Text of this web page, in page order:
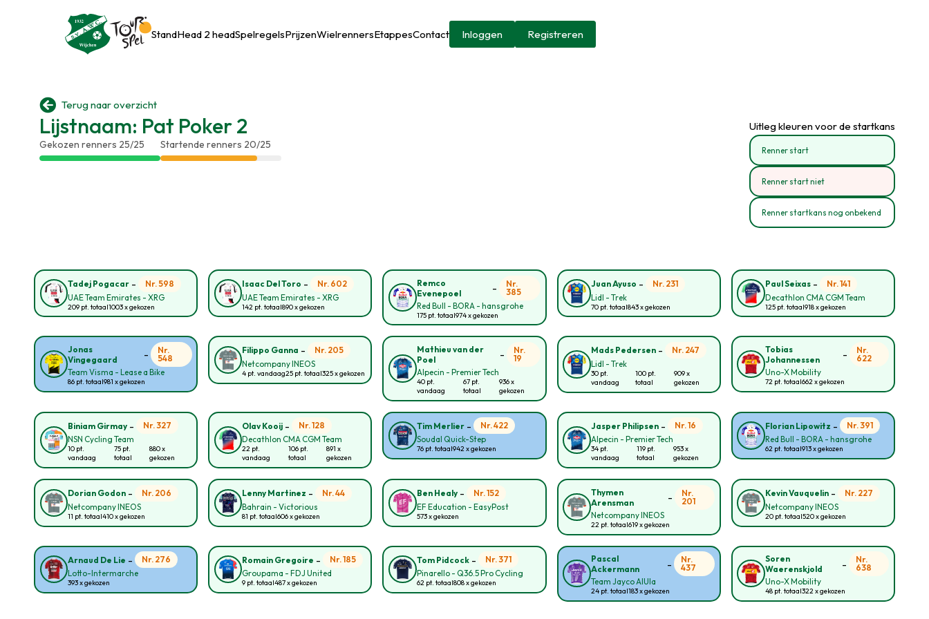
StandHead 2 headSpelregelsPrijzenWielrennersEtappesContact Inloggen Registreren
 Terug naar overzicht
Lijstnaam: Pat Poker 2
Gekozen renners 25/25 Startende renners 20/25
Uitleg kleuren voor de startkans
Renner start
Renner start niet
Renner startkans nog onbekend
Tadej Pogacar -
Nr. 598
UAE Team Emirates - XRG
209 pt. totaal1003 x gekozen
Isaac Del Toro -
Nr. 602
UAE Team Emirates - XRG
142 pt. totaal890 x gekozen
Remco
Evenepoel
-
Nr.
385
Red Bull - BORA - hansgrohe
175 pt. totaal974 x gekozen
Juan Ayuso -
Nr. 231
Lidl - Trek
70 pt. totaal843 x gekozen
Paul Seixas-
Nr. 141
Decathlon CMA CGM Team
125 pt. totaal918 x gekozen
Jonas
Vingegaard
-
Nr.
548
Team Visma - Lease a Bike
86 pt. totaal981 x gekozen
Filippo Ganna -
Nr. 205
Netcompany INEOS
4 pt. vandaag25 pt. totaal325 x gekozen
Mathieu van der
Poel
-
Nr.
19
Alpecin - Premier Tech
40 pt.
vandaag
67 pt.
totaal
936 x
gekozen
Mads Pedersen-
Nr. 247
Lidl - Trek
30 pt.
vandaag
100 pt.
totaal
909 x
gekozen
Tobias
Johannessen
-
Nr.
622
Uno-X Mobility
72 pt. totaal662 x gekozen
Biniam Girmay -
Nr. 327
NSN Cycling Team
10 pt.
vandaag
75 pt.
totaal
880 x
gekozen
Olav Kooij -
Nr. 128
Decathlon CMA CGM Team
22 pt.
vandaag
106 pt.
totaal
891 x
gekozen
Tim Merlier-
Nr. 422
Soudal Quick-Step
76 pt. totaal942 x gekozen
Jasper Philipsen-
Nr. 16
Alpecin - Premier Tech
34 pt.
vandaag
119 pt.
totaal
953 x
gekozen
Florian Lipowitz -
Nr. 391
Red Bull - BORA - hansgrohe
62 pt. totaal913 x gekozen
Dorian Godon -
Nr. 206
Netcompany INEOS
11 pt. totaal410 x gekozen
Lenny Martinez -
Nr. 44
Bahrain - Victorious
81 pt. totaal606 x gekozen
Ben Healy-
Nr. 152
EF Education - EasyPost
573 x gekozen
Thymen
Arensman
-
Nr.
201
Netcompany INEOS
22 pt. totaal619 x gekozen
Kevin Vauquelin-
Nr. 227
Netcompany INEOS
20 pt. totaal520 x gekozen
Arnaud De Lie -
Nr. 276
Lotto-Intermarche
393 x gekozen
Romain Gregoire -
Nr. 185
Groupama - FDJ United
9 pt. totaal487 x gekozen
Tom Pidcock-
Nr. 371
Pinarello - Q36.5 Pro Cycling
62 pt. totaal808 x gekozen
Pascal
Ackermann
-
Nr.
437
Team Jayco AlUla
24 pt. totaal183 x gekozen
Soren
Waerenskjold
-
Nr.
638
Uno-X Mobility
48 pt. totaal322 x gekozen